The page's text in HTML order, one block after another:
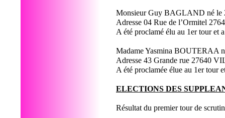
Monsieur Guy BAGLAND né le
Adresse 04 Rue de l’Ormitel
A été proclamé élu au 1er tour et
Madame Yasmina BOUTERAA
Adresse 43 Grande rue 27640
A été proclamée élue au 1er tour
ELECTIONS DES
Résultat du premier tour de